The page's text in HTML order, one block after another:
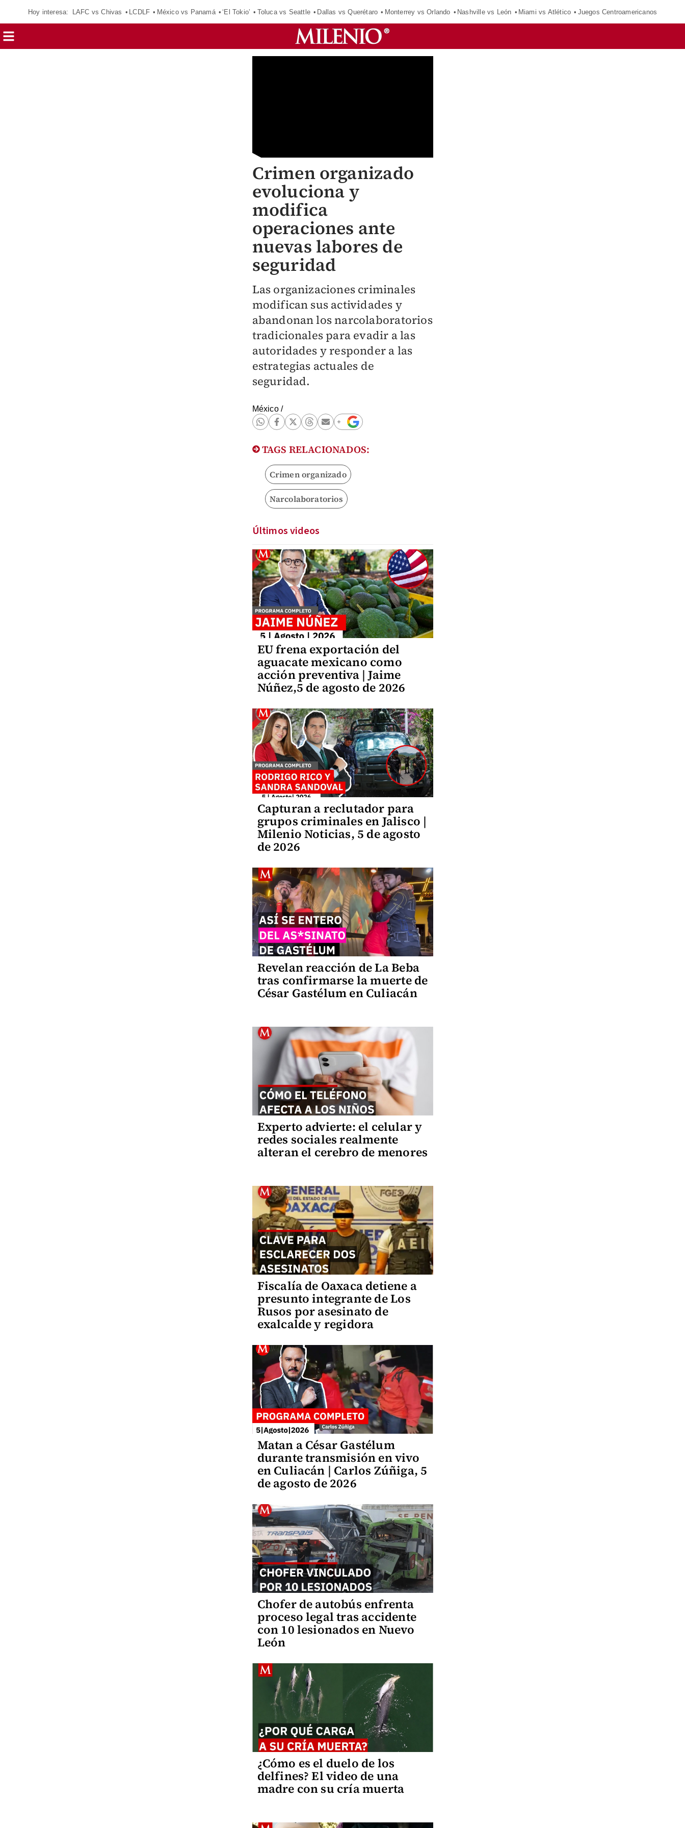
Hoy interesa: LAFC vs Chivas LCDLF México vs Panamá ‘El Tokio’ Toluca vs Seattle Dallas vs Querétaro Monterrey vs Orlando Nashville vs León Miami vs Atlético Juegos Centroamericanos
Crimen organizado
evoluciona y
modifica
operaciones ante
nuevas labores de
seguridad
Las organizaciones criminales
modifican sus actividades y
abandonan los narcolaboratorios
tradicionales para evadir a las
autoridades y responder a las
estrategias actuales de
seguridad.
México/
TAGS RELACIONADOS:
Crimen organizado
Narcolaboratorios
Últimos videos
EU frena exportación del
aguacate mexicano como
acción preventiva | Jaime
Núñez,5 de agosto de 2026
Capturan a reclutador para
grupos criminales en Jalisco |
Milenio Noticias, 5 de agosto
de 2026
Revelan reacción de La Beba
tras confirmarse la muerte de
César Gastélum en Culiacán
Experto advierte: el celular y
redes sociales realmente
alteran el cerebro de menores
Fiscalía de Oaxaca detiene a
presunto integrante de Los
Rusos por asesinato de
exalcalde y regidora
Matan a César Gastélum
durante transmisión en vivo
en Culiacán | Carlos Zúñiga, 5
de agosto de 2026
Chofer de autobús enfrenta
proceso legal tras accidente
con 10 lesionados en Nuevo
León
¿Cómo es el duelo de los
delfines? El video de una
madre con su cría muerta